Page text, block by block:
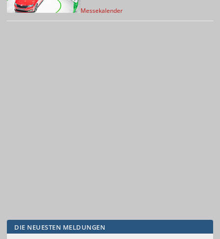
Messekalender
DIE NEUESTEN MELDUNGEN